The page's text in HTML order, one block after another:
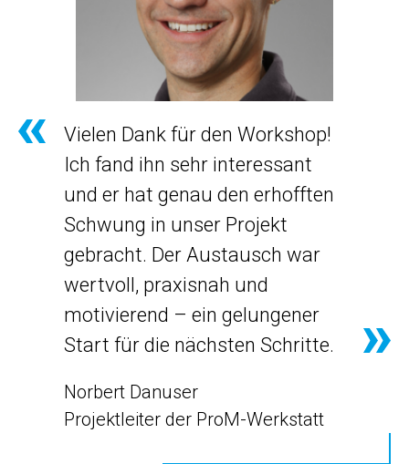
Vielen Dank für den Workshop!
Ich fand ihn sehr interessant
und er hat genau den erhofften
Schwung in unser Projekt
gebracht. Der Austausch war
wertvoll, praxisnah und
motivierend – ein gelungener
Start für die nächsten Schritte.
Norbert Danuser
Projektleiter der ProM-Werkstatt